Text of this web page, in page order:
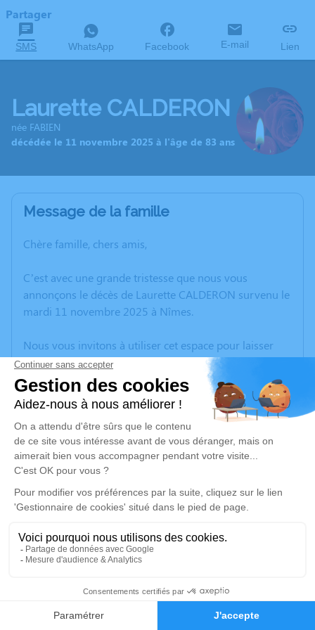
Faire-part Hommages
Partager
SMS WhatsApp Facebook E-mail Lien
Laurette CALDERON
née FABIEN
décédée le 11 novembre 2025 à l'âge de 83 ans
Message de la famille
Chère famille, chers amis,
C’est avec une grande tristesse que nous vous
annonçons le décès de Laurette CALDERON survenu le
mardi 11 novembre 2025 à Nîmes.
Nous vous invitons à utiliser cet espace pour laisser
vos condoléances, partager des photos souvenirs, une
anecdote ou exprimer vos pensées à travers des
poèmes ou des textes. Cet endroit est un lieu
d'expression dédié à honorer la mémoire de Laurette
CALDERON.
Un service de plantation d’arbre hommage est
disponible ici
Cérémonie religieuse
Cathédrale Saint Théodorit d'Uzès
Place de l'Evêché